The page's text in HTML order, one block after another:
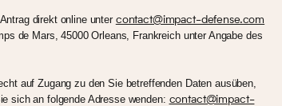
direkt online unter contact@impact-defense.com
de Mars, 45000 Orleans, Frankreich unter Angabe des
auf Zugang zu den Sie betreffenden Daten ausüben,
sich an folgende Adresse wenden: contact@impact-